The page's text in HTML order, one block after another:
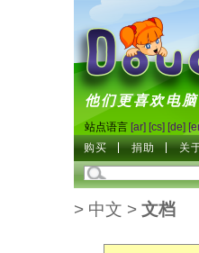
他们更喜欢电脑
站点语言 [ar] [cs] [de]
购买 捐助 关
> 中文 > 文档